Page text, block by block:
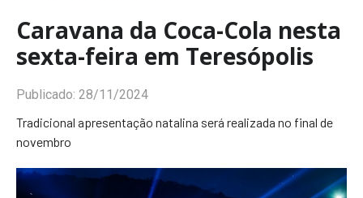
Caravana da Coca-Cola nesta
sexta-feira em Teresópolis
Publicado: 28/11/2024
Tradicional apresentação natalina será realizada no final de
novembro